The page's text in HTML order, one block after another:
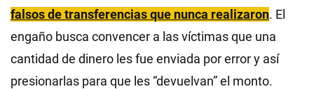
falsos de transferencias que nunca realizaron. El
engaño busca convencer a las víctimas que una
cantidad de dinero les fue enviada por error y así
presionarlas para que les “devuelvan” el monto.